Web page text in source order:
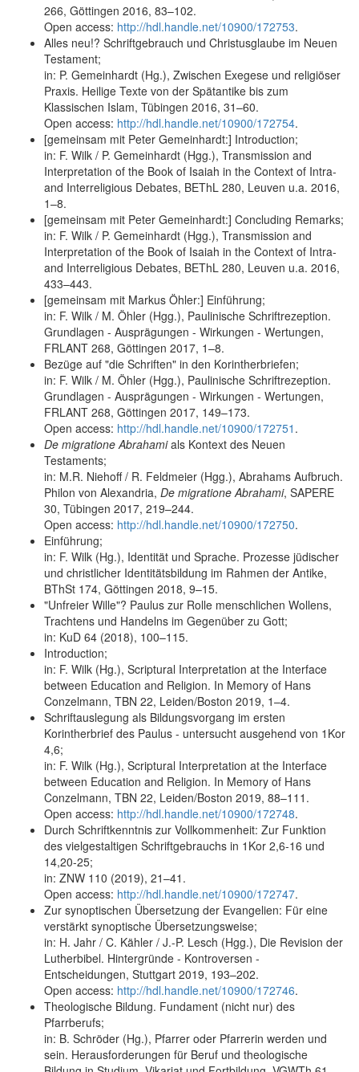
266, Göttingen 2016, 83–102.
Open access: http://hdl.handle.net/10900/172753.
Alles neu!? Schriftgebrauch und Christusglaube im Neuen
Testament;
in: P. Gemeinhardt (Hg.), Zwischen Exegese und religiöser
Praxis. Heilige Texte von der Spätantike bis zum
Klassischen Islam, Tübingen 2016, 31–60.
Open access: http://hdl.handle.net/10900/172754.
[gemeinsam mit Peter Gemeinhardt:] Introduction;
in: F. Wilk / P. Gemeinhardt (Hgg.), Transmission and
Interpretation of the Book of Isaiah in the Context of Intra-
and Interreligious Debates, BEThL 280, Leuven u.a. 2016,
1–8.
[gemeinsam mit Peter Gemeinhardt:] Concluding Remarks;
in: F. Wilk / P. Gemeinhardt (Hgg.), Transmission and
Interpretation of the Book of Isaiah in the Context of Intra-
and Interreligious Debates, BEThL 280, Leuven u.a. 2016,
433–443.
[gemeinsam mit Markus Öhler:] Einführung;
in: F. Wilk / M. Öhler (Hgg.), Paulinische Schriftrezeption.
Grundlagen - Ausprägungen - Wirkungen - Wertungen,
FRLANT 268, Göttingen 2017, 1–8.
Bezüge auf "die Schriften" in den Korintherbriefen;
in: F. Wilk / M. Öhler (Hgg.), Paulinische Schriftrezeption.
Grundlagen - Ausprägungen - Wirkungen - Wertungen,
FRLANT 268, Göttingen 2017, 149–173.
Open access: http://hdl.handle.net/10900/172751 .
De migratione Abrahamials Kontext des Neuen
Testaments;
in: M.R. Niehoff / R. Feldmeier (Hgg.), Abrahams Aufbruch.
Philon von Alexandria, De migratione Abrahami, SAPERE
30, Tübingen 2017, 219–244.
Open access: http://hdl.handle.net/10900/172750.
Einführung;
in: F. Wilk (Hg.), Identität und Sprache. Prozesse jüdischer
und christlicher Identitätsbildung im Rahmen der Antike,
BThSt 174, Göttingen 2018, 9–15.
"Unfreier Wille"? Paulus zur Rolle menschlichen Wollens,
Trachtens und Handelns im Gegenüber zu Gott;
in: KuD 64 (2018), 100–115.
Introduction;
in: F. Wilk (Hg.), Scriptural Interpretation at the Interface
between Education and Religion. In Memory of Hans
Conzelmann, TBN 22, Leiden/Boston 2019, 1–4.
Schriftauslegung als Bildungsvorgang im ersten
Korintherbrief des Paulus - untersucht ausgehend von 1Kor
4,6;
in: F. Wilk (Hg.), Scriptural Interpretation at the Interface
between Education and Religion. In Memory of Hans
Conzelmann, TBN 22, Leiden/Boston 2019, 88–111.
Open access: http://hdl.handle.net/10900/172748.
Durch Schriftkenntnis zur Vollkommenheit: Zur Funktion
des vielgestaltigen Schriftgebrauchs in 1Kor 2,6-16 und
14,20-25;
in: ZNW 110 (2019), 21–41.
Open access: http://hdl.handle.net/10900/172747.
Zur synoptischen Übersetzung der Evangelien: Für eine
verstärkt synoptische Übersetzungsweise;
in: H. Jahr / C. Kähler / J.-P. Lesch (Hgg.), Die Revision der
Lutherbibel. Hintergründe - Kontroversen -
Entscheidungen, Stuttgart 2019, 193–202.
Open access: http://hdl.handle.net/10900/172746.
Theologische Bildung. Fundament (nicht nur) des
Pfarrberufs;
in: B. Schröder (Hg.), Pfarrer oder Pfarrerin werden und
sein. Herausforderungen für Beruf und theologische